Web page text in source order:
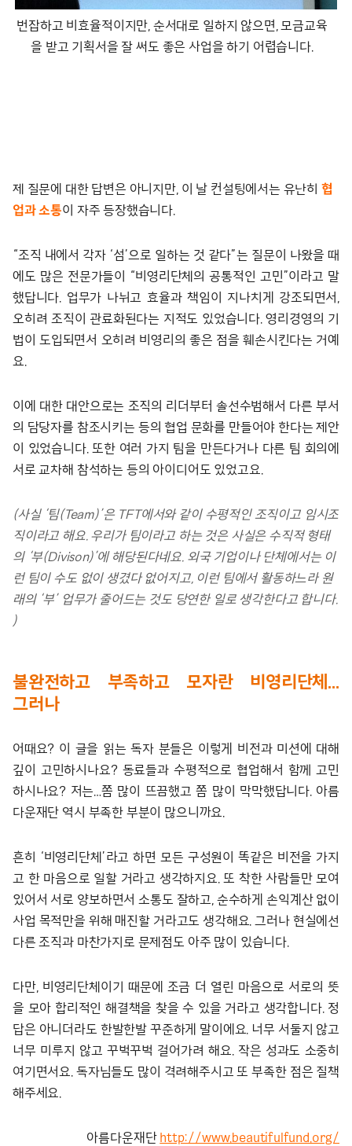
번잡하고 비효율적이지만, 순서대로 일하지 않으면, 모금교육
을 받고 기획서을 잘 써도 좋은 사업을 하기 어렵습니다.
제 질문에 대한 답변은 아니지만, 이 날 컨설팅에서는 유난히 협
업과 소통이 자주 등장했습니다.
“조직 내에서 각자 ‘섬’으로 일하는 것 같다”는 질문이 나왔을 때
에도 많은 전문가들이 “비영리단체의 공통적인 고민”이라고 말
했답니다. 업무가 나뉘고 효율과 책임이 지나치게 강조되면서,
오히려 조직이 관료화된다는 지적도 있었습니다. 영리경영의 기
법이 도입되면서 오히려 비영리의 좋은 점을 훼손시킨다는 거예
요.
이에 대한 대안으로는 조직의 리더부터 솔선수범해서 다른 부서
의 담당자를 참조시키는 등의 협업 문화를 만들어야 한다는 제안
이 있었습니다. 또한 여러 가지 팀을 만든다거나 다른 팀 회의에
서로 교차해 참석하는 등의 아이디어도 있었고요.
(사실 ‘팀(Team)’은 TFT에서와 같이 수평적인 조직이고 임시조
직이라고 해요. 우리가 팀이라고 하는 것은 사실은 수직적 형태
의 ‘부(Divison)’에 해당된다네요. 외국 기업이나 단체에서는 이
런 팀이 수도 없이 생겼다 없어지고, 이런 팀에서 활동하느라 원
래의 ‘부’ 업무가 줄어드는 것도 당연한 일로 생각한다고 합니다.
)
불완전하고 부족하고 모자란 비영리단체…
그러나
어때요? 이 글을 읽는 독자 분들은 이렇게 비전과 미션에 대해
깊이 고민하시나요? 동료들과 수평적으로 협업해서 함께 고민
하시나요? 저는…쫌 많이 뜨끔했고 쫌 많이 막막했답니다. 아름
다운재단 역시 부족한 부분이 많으니까요.
흔히 ‘비영리단체’라고 하면 모든 구성원이 똑같은 비전을 가지
고 한 마음으로 일할 거라고 생각하지요. 또 착한 사람들만 모여
있어서 서로 양보하면서 소통도 잘하고, 순수하게 손익계산 없이
사업 목적만을 위해 매진할 거라고도 생각해요. 그러나 현실에선
다른 조직과 마찬가지로 문제점도 아주 많이 있습니다.
다만, 비영리단체이기 때문에 조금 더 열린 마음으로 서로의 뜻
을 모아 합리적인 해결책을 찾을 수 있을 거라고 생각합니다. 정
답은 아니더라도 한발한발 꾸준하게 말이에요. 너무 서둘지 않고
너무 미루지 않고 꾸벅꾸벅 걸어가려 해요. 작은 성과도 소중히
여기면서요. 독자님들도 많이 격려해주시고 또 부족한 점은 질책
해주세요.
아름다운재단 http://www.beautifulfund.org/